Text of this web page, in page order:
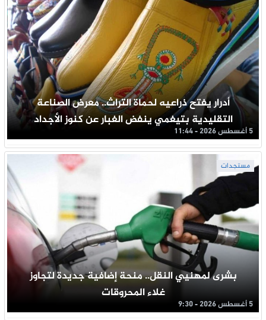
أدرار يفتح ذراعيه لحماة التراث.. معرض الصناعة
التقليدية بتيغمي ينفض الغبار عن كنوز الأجداد
5 أغسطس 2026 - 11:44
مستجدات
بشرى لمهنيي النقل.. منحة إضافية جديدة لتجاوز
غلاء المحروقات
5 أغسطس 2026 - 9:30